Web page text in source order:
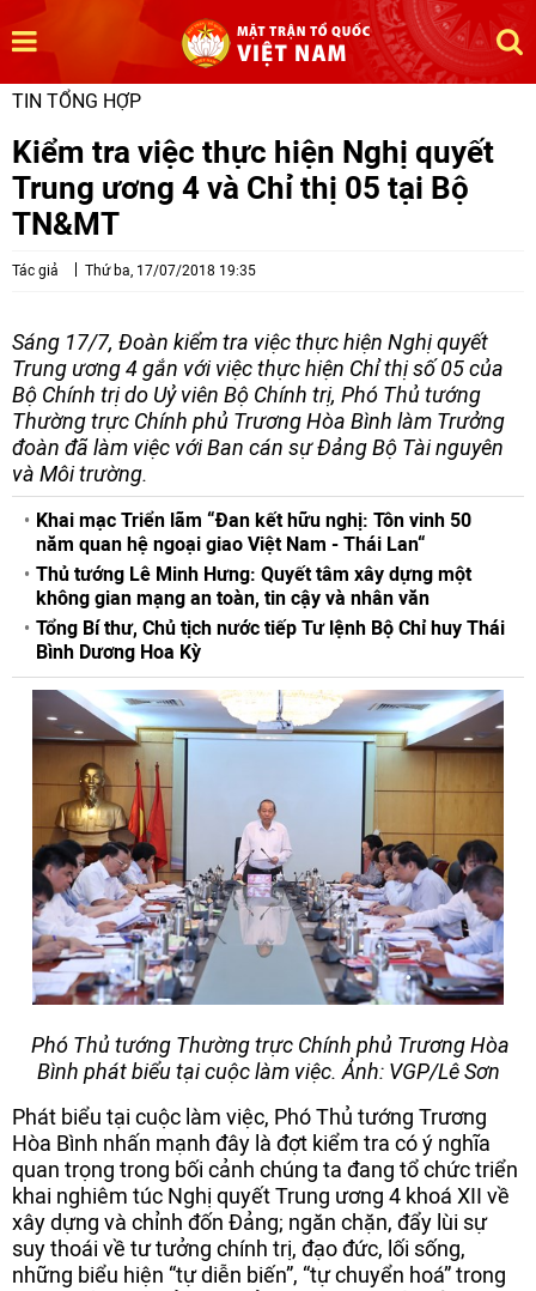
TIN TỔNG HỢP
Kiểm tra việc thực hiện Nghị quyết
Trung ương 4 và Chỉ thị 05 tại Bộ
TN&MT
Tác giả Thứ ba, 17/07/2018 19:35
Sáng 17/7, Đoàn kiểm tra việc thực hiện Nghị quyết
Trung ương 4 gắn với việc thực hiện Chỉ thị số 05 của
Bộ Chính trị do Uỷ viên Bộ Chính trị, Phó Thủ tướng
Thường trực Chính phủ Trương Hòa Bình làm Trưởng
đoàn đã làm việc với Ban cán sự Đảng Bộ Tài nguyên
và Môi trường.
Khai mạc Triển lãm “Đan kết hữu nghị: Tôn vinh 50
năm quan hệ ngoại giao Việt Nam - Thái Lan“
Thủ tướng Lê Minh Hưng: Quyết tâm xây dựng một
không gian mạng an toàn, tin cậy và nhân văn
Tổng Bí thư, Chủ tịch nước tiếp Tư lệnh Bộ Chỉ huy Thái
Bình Dương Hoa Kỳ
Phó Thủ tướng Thường trực Chính phủ Trương Hòa
Bình phát biểu tại cuộc làm việc. Ảnh: VGP/Lê Sơn
Phát biểu tại cuộc làm việc, Phó Thủ tướng Trương
Hòa Bình nhấn mạnh đây là đợt kiểm tra có ý nghĩa
quan trọng trong bối cảnh chúng ta đang tổ chức triển
khai nghiêm túc Nghị quyết Trung ương 4 khoá XII về
xây dựng và chỉnh đốn Đảng; ngăn chặn, đẩy lùi sự
suy thoái về tư tưởng chính trị, đạo đức, lối sống,
những biểu hiện “tự diễn biến”, “tự chuyển hoá” trong